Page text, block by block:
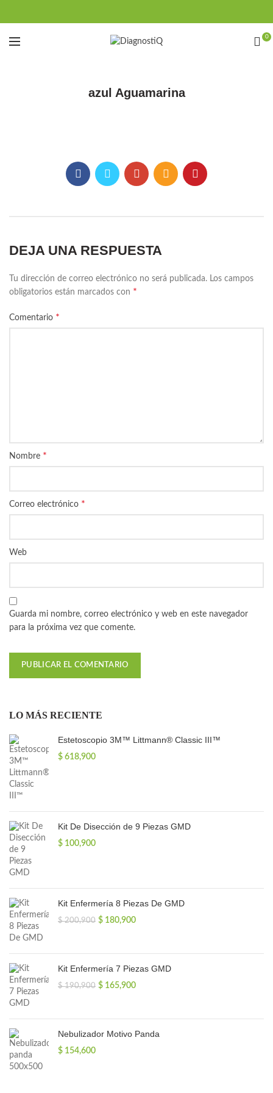
0
azul Aguamarina
DEJA UNA RESPUESTA
Tu dirección de correo electrónico no será publicada. Los campos
obligatorios están marcados con *
Comentario *
Nombre *
Correo electrónico *
Web
Guarda mi nombre, correo electrónico y web en este navegador
para la próxima vez que comente.
LO MÁS RECIENTE
Estetoscopio 3M™ Littmann® Classic III™
$ 618,900
Kit De Disección de 9 Piezas GMD
$ 100,900
Kit Enfermería 8 Piezas De GMD
$200,900 El
era:
$ 200,900.
$ 180,900El
es:
$ 180,900.
Kit Enfermería 7 Piezas GMD
$190,900 El
era:
$ 190,900.
$ 165,900El
es:
$ 165,900.
Nebulizador Motivo Panda
$ 154,600